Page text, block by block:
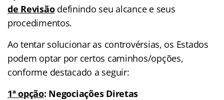
de Revisãodefinindo seu alcance e seus
procedimentos.
Ao tentar solucionar as controvérsias, os Estados
podem optar por certos caminhos/opções,
conforme destacado a seguir:
1ª opção: Negociações Diretas